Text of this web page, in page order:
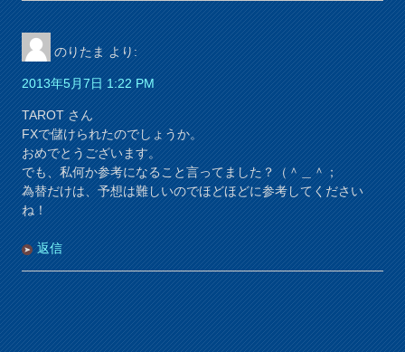
のりたま より:
2013年5月7日 1:22 PM
TAROT さん
FXで儲けられたのでしょうか。
おめでとうございます。
でも、私何か参考になること言ってました？（＾＿＾；
為替だけは、予想は難しいのでほどほどに参考してください
ね！
返信